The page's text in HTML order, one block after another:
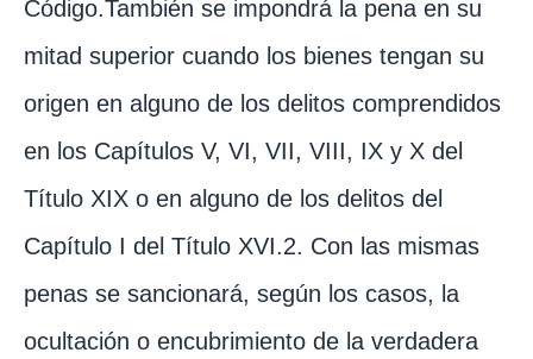
Código.También se impondrá la pena en su
mitad superior cuando los bienes tengan su
origen en alguno de los delitos comprendidos
en los Capítulos V, VI, VII, VIII, IX y X del
Título XIX o en alguno de los delitos del
Capítulo I del Título XVI.2. Con las mismas
penas se sancionará, según los casos, la
ocultación o encubrimiento de la verdadera